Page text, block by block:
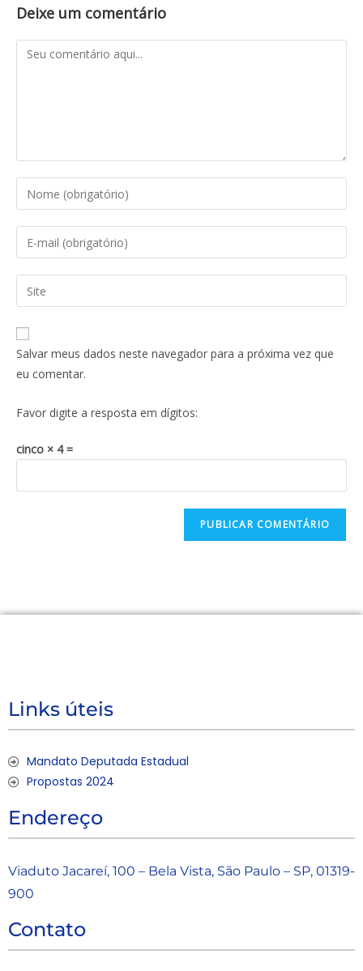
Deixe um comentário
Salvar meus dados neste navegador para a próxima vez que
eu comentar.
Favor digite a resposta em dígitos:
cinco × 4 =
Links úteis
Mandato Deputada Estadual
Propostas 2024
Endereço
Viaduto Jacareí, 100 – Bela Vista, São Paulo – SP, 01319-
900
Contato